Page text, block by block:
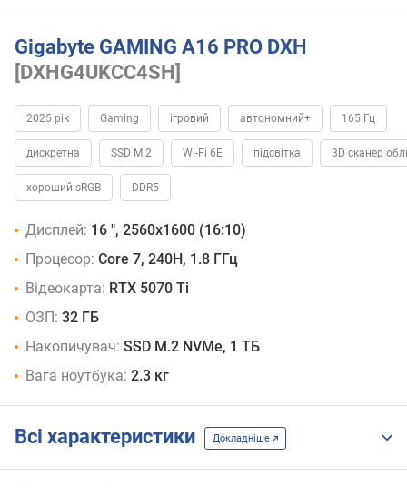
Gigabyte GAMING A16 PRO DXH
[DXHG4UKCC4SH]
2025 рік Gaming ігровий автономний+ 165 Гц
дискретна SSD M.2 Wi-Fi 6E підсвітка 3D сканер
хороший sRGB DDR5
Дисплей: 16 ", 2560x1600 (16:10)
Процесор: Core 7, 240H, 1.8 ГГц
Відеокарта: RTX 5070 Ti
ОЗП: 32 ГБ
Накопичувач: SSD M.2 NVMe, 1 ТБ
Вага ноутбука: 2.3 кг
Всі характеристики Докладніше